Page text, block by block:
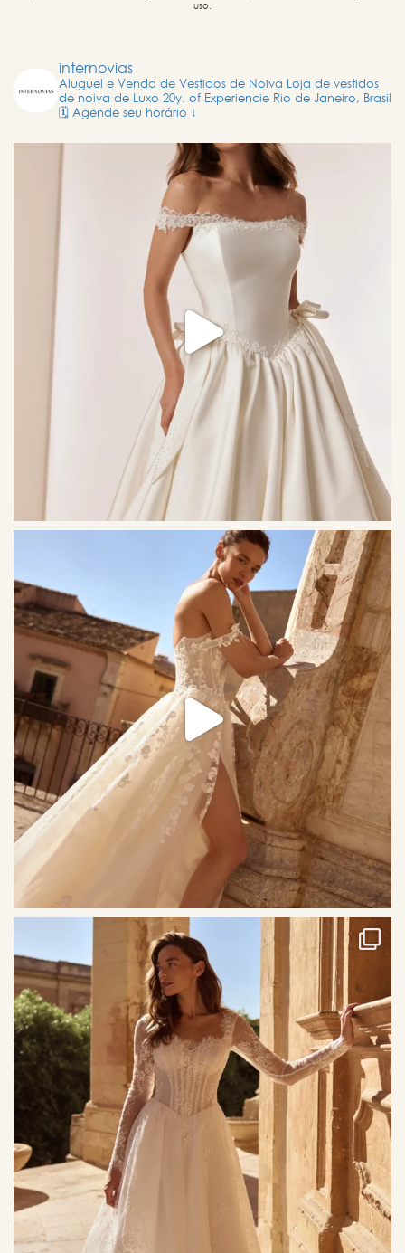
uso.
internovias
Aluguel e Venda de Vestidos de Noiva Loja de vestidos
de noiva de Luxo 20y. of Experiencie Rio de Janeiro, Brasil
🗓️ Agende seu horário ↓